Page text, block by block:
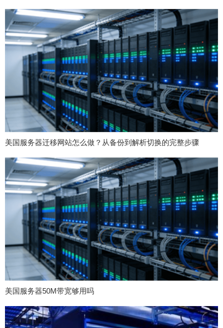
美国服务器迁移网站怎么做？从备份到解析切换的完整步骤
美国服务器50M带宽够用吗